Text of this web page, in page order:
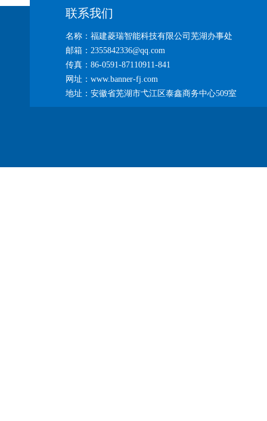
联系我们
名称：福建菱瑞智能科技有限公司芜湖办事处
邮箱：2355842336@qq.com
传真：86-0591-87110911-841
网址：www.banner-fj.com
地址：安徽省芜湖市弋江区泰鑫商务中心509室